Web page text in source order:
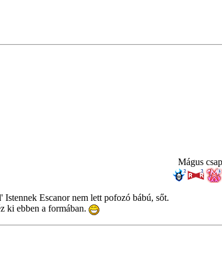
Mágus
Escanor nem lett pofozó bábú, sőt.
ki ebben a formában.